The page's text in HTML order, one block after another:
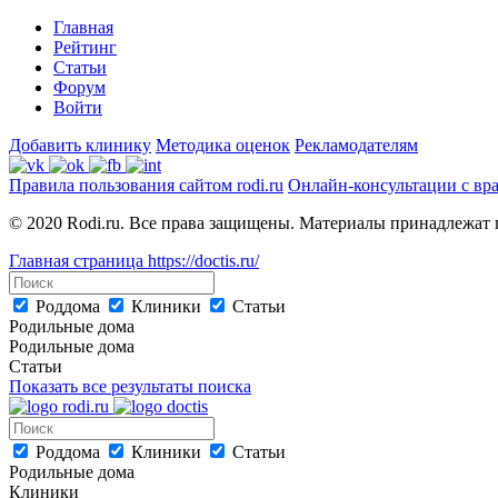
Главная
Рейтинг
Статьи
Форум
Войти
Добавить клинику Методика оценок Рекламодателям
Правила пользования сайтом rodi.ru Онлайн-консультации с
© 2020 Rodi.ru. Все права защищены. Материалы принадлежат
Главная страница https://doctis.ru/
Роддома Клиники
Статьи
Родильные дома
Родильные дома
Статьи
Показать все результаты поиска
Роддома Клиники
Статьи
Родильные дома
Клиники